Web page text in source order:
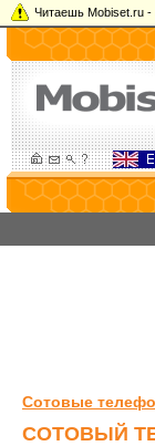
Читаешь Mobiset.ru
Сотовые
СОТОВЫЙ